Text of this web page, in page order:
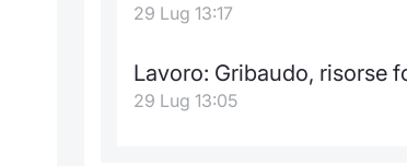
29 Lug 13:17
Lavoro: Gribaudo, risorse
29 Lug 13:05